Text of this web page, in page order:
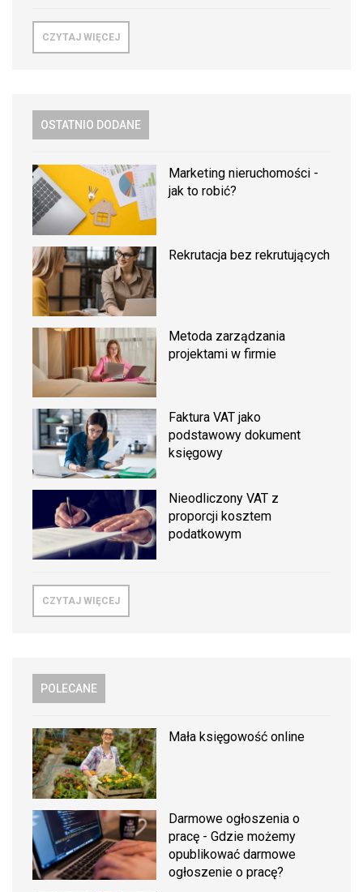
CZYTAJ WIĘCEJ
OSTATNIO DODANE
Marketing nieruchomości -
jak to robić?
Rekrutacja bez rekrutujących
Metoda zarządzania
projektami w firmie
Faktura VAT jako
podstawowy dokument
księgowy
Nieodliczony VAT z
proporcji kosztem
podatkowym
CZYTAJ WIĘCEJ
POLECANE
Mała księgowość online
Darmowe ogłoszenia o
pracę - Gdzie możemy
opublikować darmowe
ogłoszenie o pracę?